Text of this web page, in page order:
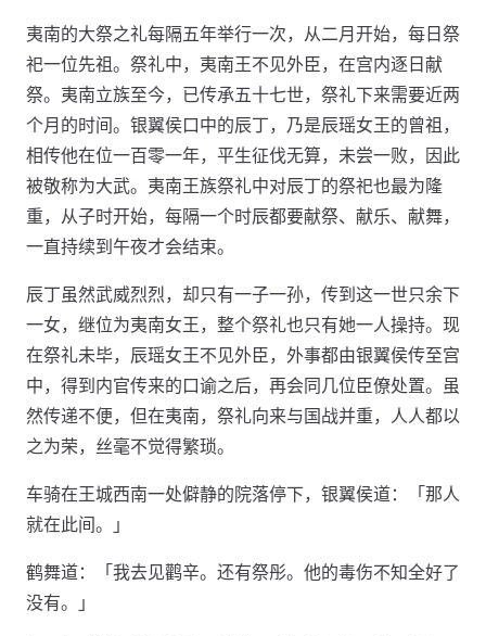
夷南的大祭之礼每隔五年举行一次，从二月开始，每日祭
祀一位先祖。祭礼中，夷南王不见外臣，在宫内逐日献
祭。夷南立族至今，已传承五十七世，祭礼下来需要近两
个月的时间。银翼侯口中的辰丁，乃是辰瑶女王的曾祖，
相传他在位一百零一年，平生征伐无算，未尝一败，因此
被敬称为大武。夷南王族祭礼中对辰丁的祭祀也最为隆
重，从子时开始，每隔一个时辰都要献祭、献乐、献舞，
一直持续到午夜才会结束。
辰丁虽然武威烈烈，却只有一子一孙，传到这一世只余下
一女，继位为夷南女王，整个祭礼也只有她一人操持。现
在祭礼未毕，辰瑶女王不见外臣，外事都由银翼侯传至宫
中，得到内官传来的口谕之后，再会同几位臣僚处置。虽
然传递不便，但在夷南，祭礼向来与国战并重，人人都以
之为荣，丝毫不觉得繁琐。
车骑在王城西南一处僻静的院落停下，银翼侯道：「那人
就在此间。」
鹤舞道：「我去见鹳辛。还有祭彤。他的毒伤不知全好了
没有。」